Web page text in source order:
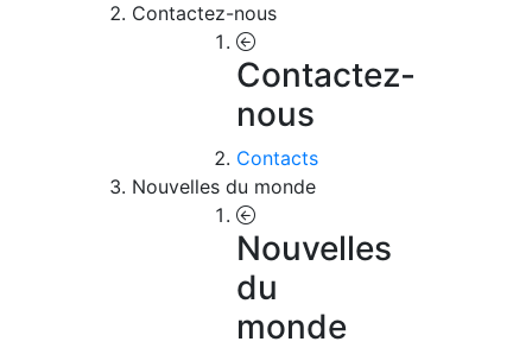
Contactez-nous
Contactez-
nous
Contacts
Nouvelles du monde
Nouvelles
du
monde